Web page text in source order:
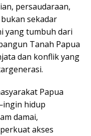
persaudaraan,
sekadar
yang tumbuh dari
Tanah Papua
dan konflik yang
Papua
hidup
damai,
akses